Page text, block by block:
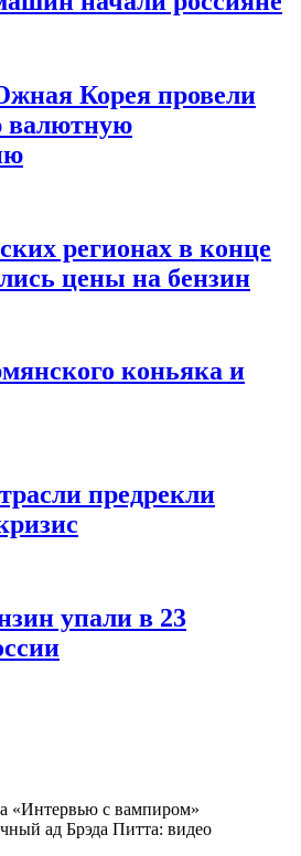
Корея провели
валютную
регионах в конце
цены на бензин
коньяка и
предрекли
упали в 23
«Интервью с вампиром»
ад Брэда Питта: видео